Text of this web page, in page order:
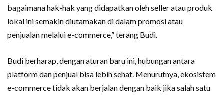
bagaimana hak-hak yang didapatkan oleh seller atau produk
lokal ini semakin diutamakan di dalam promosi atau
penjualan melalui e-commerce,” terang Budi.
Budi berharap, dengan aturan baru ini, hubungan antara
platform dan penjual bisa lebih sehat. Menurutnya, ekosistem
e-commerce tidak akan berjalan dengan baik jika salah satu